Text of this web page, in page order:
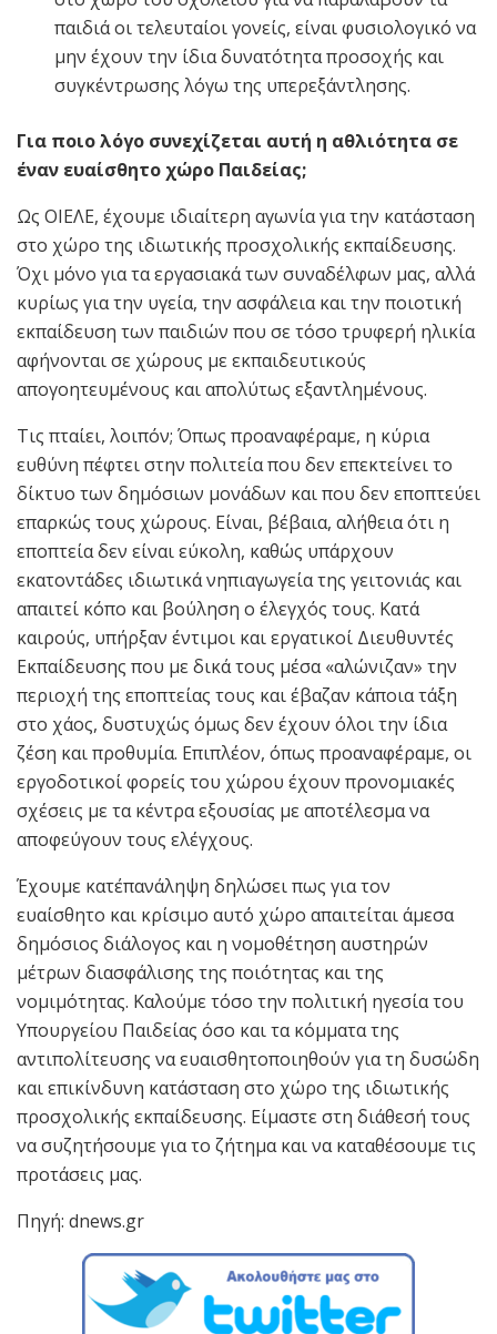
παιδιά οι τελευταίοι γονείς, είναι φυσιολογικό να
μην έχουν την ίδια δυνατότητα προσοχής και
συγκέντρωσης λόγω της υπερεξάντλησης.
Για ποιο λόγο συνεχίζεται αυτή η αθλιότητα σε
έναν ευαίσθητο χώρο Παιδείας;
Ως ΟΙΕΛΕ, έχουμε ιδιαίτερη αγωνία για την κατάσταση
στο χώρο της ιδιωτικής προσχολικής εκπαίδευσης.
Όχι μόνο για τα εργασιακά των συναδέλφων μας, αλλά
κυρίως για την υγεία, την ασφάλεια και την ποιοτική
εκπαίδευση των παιδιών που σε τόσο τρυφερή ηλικία
αφήνονται σε χώρους με εκπαιδευτικούς
απογοητευμένους και απολύτως εξαντλημένους.
Τις πταίει, λοιπόν; Όπως προαναφέραμε, η κύρια
ευθύνη πέφτει στην πολιτεία που δεν επεκτείνει το
δίκτυο των δημόσιων μονάδων και που δεν εποπτεύει
επαρκώς τους χώρους. Είναι, βέβαια, αλήθεια ότι η
εποπτεία δεν είναι εύκολη, καθώς υπάρχουν
εκατοντάδες ιδιωτικά νηπιαγωγεία της γειτονιάς και
απαιτεί κόπο και βούληση ο έλεγχός τους. Κατά
καιρούς, υπήρξαν έντιμοι και εργατικοί Διευθυντές
Εκπαίδευσης που με δικά τους μέσα «αλώνιζαν» την
περιοχή της εποπτείας τους και έβαζαν κάποια τάξη
στο χάος, δυστυχώς όμως δεν έχουν όλοι την ίδια
ζέση και προθυμία. Επιπλέον, όπως προαναφέραμε, οι
εργοδοτικοί φορείς του χώρου έχουν προνομιακές
σχέσεις με τα κέντρα εξουσίας με αποτέλεσμα να
αποφεύγουν τους ελέγχους.
Έχουμε κατ΄επανάληψη δηλώσει πως για τον
ευαίσθητο και κρίσιμο αυτό χώρο απαιτείται άμεσα
δημόσιος διάλογος και η νομοθέτηση αυστηρών
μέτρων διασφάλισης της ποιότητας και της
νομιμότητας. Καλούμε τόσο την πολιτική ηγεσία του
Υπουργείου Παιδείας όσο και τα κόμματα της
αντιπολίτευσης να ευαισθητοποιηθούν για τη δυσώδη
και επικίνδυνη κατάσταση στο χώρο της ιδιωτικής
προσχολικής εκπαίδευσης. Είμαστε στη διάθεσή τους
να συζητήσουμε για το ζήτημα και να καταθέσουμε τις
προτάσεις μας.
Πηγή: dnews.gr